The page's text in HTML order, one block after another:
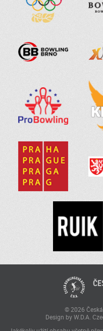
© 2026
Design by W.D.A.